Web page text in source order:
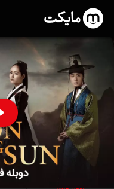
سریال افسانه خورشید و
the Sun 2012
۲,۳۹۷ 95% ۷.۹
ساخت کره جنوبی سال 2012
کره‌ای
سریال درام